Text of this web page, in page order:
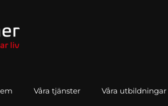
Våra tjänster Våra utbildningar